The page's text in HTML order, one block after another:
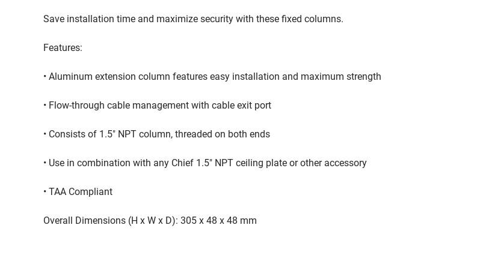
Save installation time and maximize security with these fixed columns.
Features:
• Aluminum extension column features easy installation and maximum strength
• Flow-through cable management with cable exit port
• Consists of 1.5" NPT column, threaded on both ends
• Use in combination with any Chief 1.5" NPT ceiling plate or other accessory
• TAA Compliant
Overall Dimensions (H x W x D): 305 x 48 x 48 mm